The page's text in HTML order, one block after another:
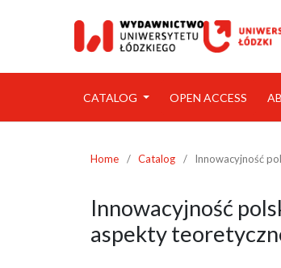
CATALOG OPEN ACCESS
Home / Catalog / Innowacyjność
Innowacyjność
aspekty